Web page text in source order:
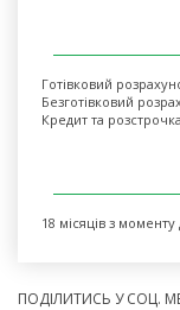
Готівковий
Безготівковий
Кредит та розстрочка
18 місяців з моменту
ПОДІЛИТИСЬ У СОЦ.